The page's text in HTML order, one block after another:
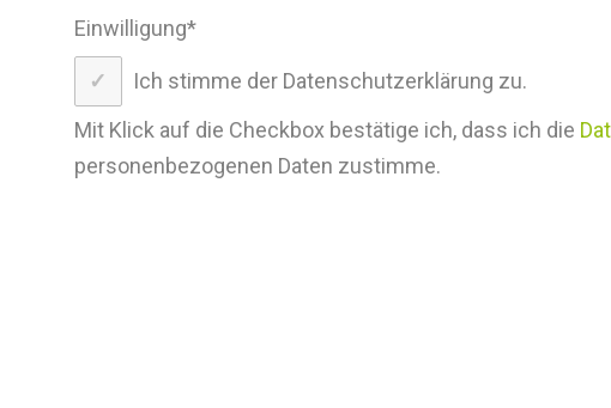
Einwilligung*
Ich stimme der Datenschutzerklärung zu.
Mit Klick auf die Checkbox bestätige ich, dass ich die
personenbezogenen Daten zustimme.